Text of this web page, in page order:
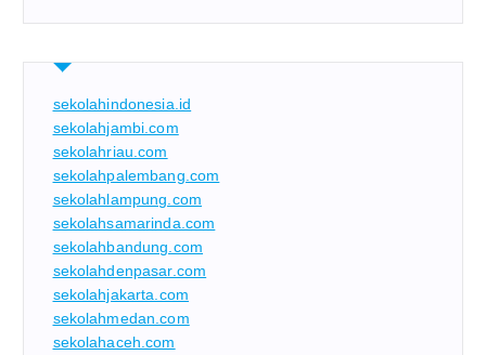
sekolahindonesia.id
sekolahjambi.com
sekolahriau.com
sekolahpalembang.com
sekolahlampung.com
sekolahsamarinda.com
sekolahbandung.com
sekolahdenpasar.com
sekolahjakarta.com
sekolahmedan.com
sekolahaceh.com